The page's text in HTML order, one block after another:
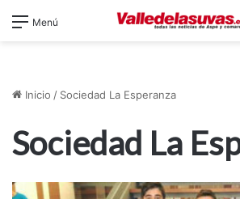
Menú
Inicio / Sociedad La Esperanza
Sociedad La